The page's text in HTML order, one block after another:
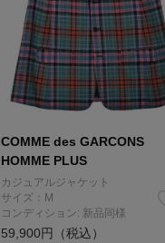
COMME des GARCONS
HOMME PLUS
カジュアルジャケット
サイズ：M
コンディション: 新品同様
59,900円（税込）